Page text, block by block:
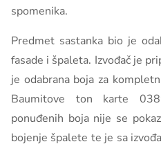
spomenika.
Predmet sastanka bio je
fasade i špaleta. Izvođač je
je odabrana boja za
Baumitove ton karte
ponuđenih boja nije se
bojenje špalete te je sa